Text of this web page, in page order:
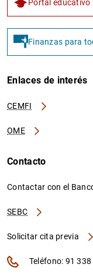
Portal educativo
Finanzas para
Enlaces de interés
CEMFI
OME
Contacto
Contactar con el
SEBC
Solicitar cita previa
Teléfono: 91 338